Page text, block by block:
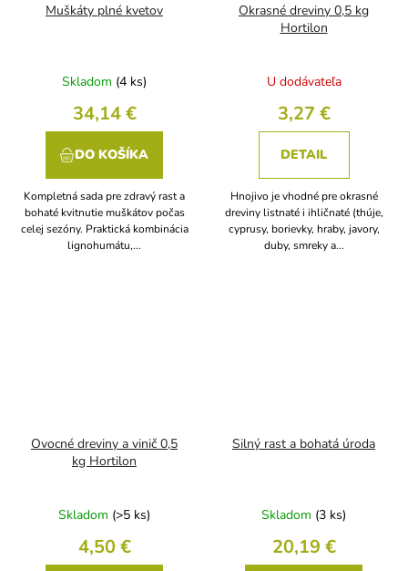
Muškáty plné kvetov
Skladom (4 ks)
34,14 €
DO KOŠÍKA
Kompletná sada pre zdravý rast a
bohaté kvitnutie muškátov počas
celej sezóny. Praktická kombinácia
lignohumátu,...
Okrasné dreviny 0,5 kg
Hortilon
U dodávateľa
3,27 €
DETAIL
Hnojivo je vhodné pre okrasné
dreviny listnaté i ihličnaté (thúje,
cyprusy, borievky, hraby, javory,
duby, smreky a...
Ovocné dreviny a vinič 0,5
kg Hortilon
Skladom (>5 ks)
4,50 €
Silný rast a bohatá úroda
Skladom (3 ks)
20,19 €